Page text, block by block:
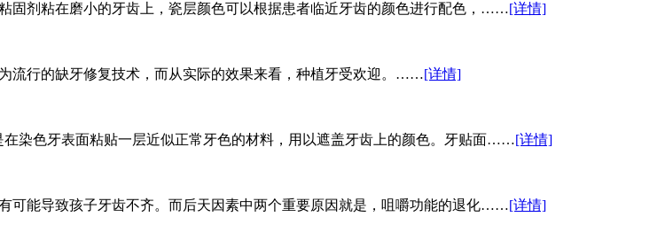
固剂粘在磨小的牙齿上，瓷层颜色可以根据患者临近牙齿的颜色进行配色，……[详情]
流行的缺牙修复技术，而从实际的效果来看，种植牙受欢迎。……[详情]
染色牙表面粘贴一层近似正常牙色的材料，用以遮盖牙齿上的颜色。牙贴面……[详情]
可能导致孩子牙齿不齐。而后天因素中两个重要原因就是，咀嚼功能的退化……[详情]